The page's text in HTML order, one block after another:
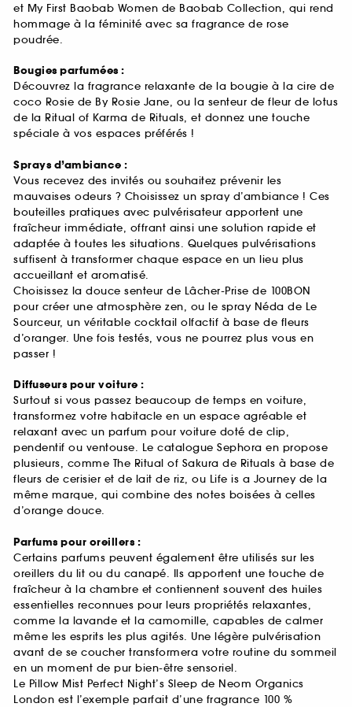
et My First Baobab Women de Baobab Collection, qui rend
hommage à la féminité avec sa fragrance de rose
poudrée.
Bougies parfumées :
Découvrez la fragrance relaxante de la bougie à la cire de
coco Rosie de By Rosie Jane, ou la senteur de fleur de lotus
de la Ritual of Karma de Rituals, et donnez une touche
spéciale à vos espaces préférés !
Sprays d’ambiance :
Vous recevez des invités ou souhaitez prévenir les
mauvaises odeurs ? Choisissez un spray d’ambiance ! Ces
bouteilles pratiques avec pulvérisateur apportent une
fraîcheur immédiate, offrant ainsi une solution rapide et
adaptée à toutes les situations. Quelques pulvérisations
suffisent à transformer chaque espace en un lieu plus
accueillant et aromatisé.
Choisissez la douce senteur de Lâcher-Prise de 100BON
pour créer une atmosphère zen, ou le spray Néda de Le
Sourceur, un véritable cocktail olfactif à base de fleurs
d’oranger. Une fois testés, vous ne pourrez plus vous en
passer !
Diffuseurs pour voiture :
Surtout si vous passez beaucoup de temps en voiture,
transformez votre habitacle en un espace agréable et
relaxant avec un parfum pour voiture doté de clip,
pendentif ou ventouse. Le catalogue Sephora en propose
plusieurs, comme The Ritual of Sakura de Rituals à base de
fleurs de cerisier et de lait de riz, ou Life is a Journey de la
même marque, qui combine des notes boisées à celles
d’orange douce.
Parfums pour oreillers :
Certains parfums peuvent également être utilisés sur les
oreillers du lit ou du canapé. Ils apportent une touche de
fraîcheur à la chambre et contiennent souvent des huiles
essentielles reconnues pour leurs propriétés relaxantes,
comme la lavande et la camomille, capables de calmer
même les esprits les plus agités. Une légère pulvérisation
avant de se coucher transformera votre routine du sommeil
en un moment de pur bien-être sensoriel.
Le Pillow Mist Perfect Night’s Sleep de Neom Organics
London est l’exemple parfait d’une fragrance 100 %